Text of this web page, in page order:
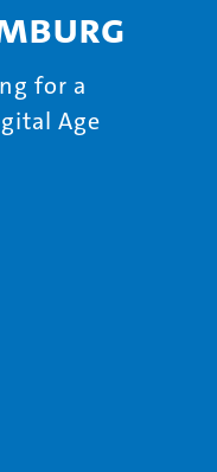
for a
Age